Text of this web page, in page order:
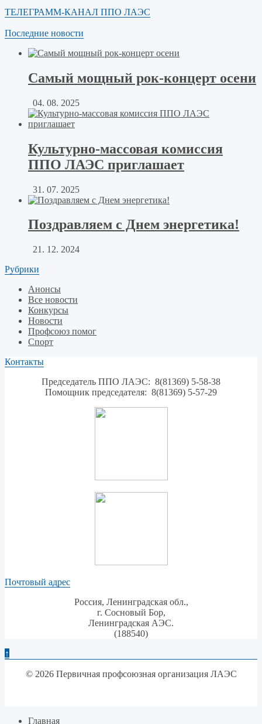
ТЕЛЕГРАММ-КАНАЛ ППО ЛАЭС
Последние новости
Самый мощный рок-концерт осени
04. 08. 2025
Культурно-массовая комиссия
ППО ЛАЭС приглашает
31. 07. 2025
Поздравляем с Днем энергетика!
21. 12. 2024
Рубрики
Анонсы
Все новости
Конкурсы
Новости
Профсоюз помог
Спорт
Контакты
Председатель ППО ЛАЭС: 8(81369) 5-58-38
Помощник председателя: 8(81369) 5-57-29
Почтовый адрес
Россия, Ленинградская обл.,
г. Сосновый Бор,
Ленинградская АЭС.
(188540)
↑
© 2026 Первичная профсоюзная организация ЛАЭС
Главная